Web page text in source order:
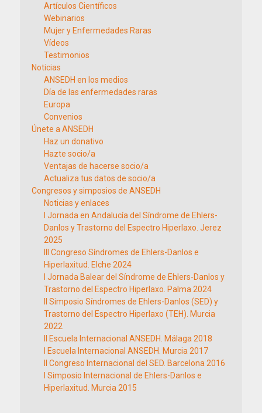
Artículos Científicos
Webinarios
Mujer y Enfermedades Raras
Vídeos
Testimonios
Noticias
ANSEDH en los medios
Día de las enfermedades raras
Europa
Convenios
Únete a ANSEDH
Haz un donativo
Hazte socio/a
Ventajas de hacerse socio/a
Actualiza tus datos de socio/a
Congresos y simposios de ANSEDH
Noticias y enlaces
I Jornada en Andalucía del Síndrome de Ehlers-
Danlos y Trastorno del Espectro Hiperlaxo. Jerez
2025
III Congreso Síndromes de Ehlers-Danlos e
Hiperlaxitud. Elche 2024
I Jornada Balear del Síndrome de Ehlers-Danlos y
Trastorno del Espectro Hiperlaxo. Palma 2024
II Simposio Síndromes de Ehlers-Danlos (SED) y
Trastorno del Espectro Hiperlaxo (TEH). Murcia
2022
II Escuela Internacional ANSEDH. Málaga 2018
I Escuela Internacional ANSEDH. Murcia 2017
II Congreso Internacional del SED. Barcelona 2016
I Simposio Internacional de Ehlers-Danlos e
Hiperlaxitud. Murcia 2015